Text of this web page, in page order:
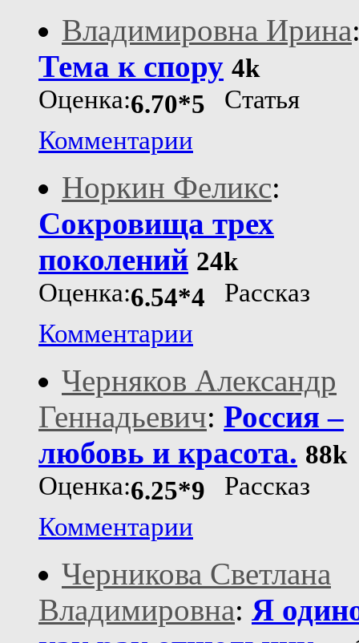
Владимировна Ирина
Тема к спору 4k
Оценка:6.70*5 Статья
Комментарии
Норкин Феликс:
Сокровища трех
поколений 24k
Оценка:6.54*4 Рассказ
Комментарии
Черняков Александр
Геннадьевич: Россия –
любовь и красота. 88k
Оценка:6.25*9 Рассказ
Комментарии
Черникова Светлана
Владимировна: Я